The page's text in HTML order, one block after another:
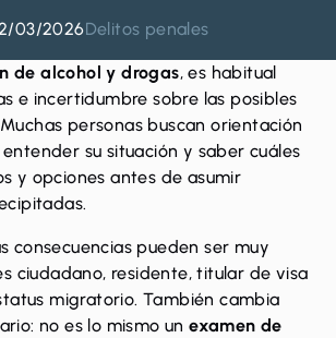
03/2026Delitos penales
de alcohol y drogas, es habitual
e incertidumbre sobre las posibles
personas buscan orientación
su situación y saber cuáles
y opciones antes de asumir
consecuencias pueden ser muy
ciudadano, residente, titular de visa
migratorio. También cambia
no es lo mismo unexamen de